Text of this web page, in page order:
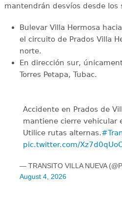
mantendrán desvíos desde los
Bulevar Villa Hermosa
el circuito de Prados Villa
norte.
En dirección sur,
Torres Petapa, Tubac.
Accidente en Prados de
mantiene cierre vehicular
Utilice rutas alternas.
pic.twitter.com/
— TRANSITO VILLA NUEVA
August 4, 2026